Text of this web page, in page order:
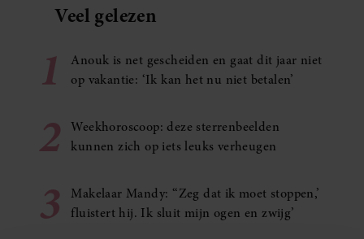
Veel gelezen
1
Anouk is net gescheiden en gaat dit jaar niet
op vakantie: ‘Ik kan het nu niet betalen’
2
Weekhoroscoop: deze sterrenbeelden
kunnen zich op iets leuks verheugen
3
Makelaar Mandy: ‘‘Zeg dat ik moet stoppen,’
fluistert hij. Ik sluit mijn ogen en zwijg’